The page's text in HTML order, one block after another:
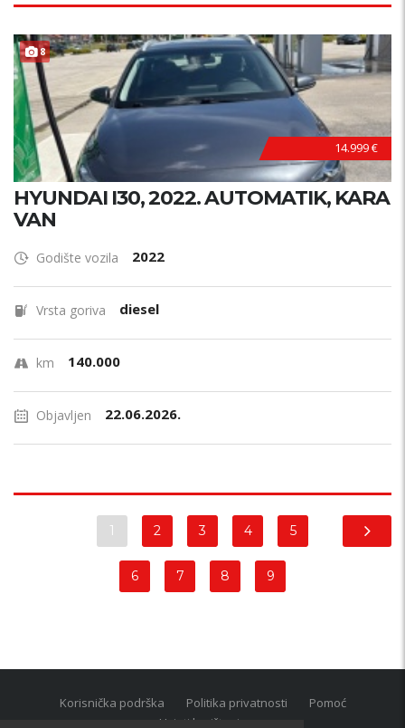
8
14.999 €
HYUNDAI I30, 2022. AUTOMATIK, KARA
VAN
Godište vozila 2022
Vrsta goriva diesel
km 140.000
Objavljen 22.06.2026.
1 2 3 4 5
6 7 8 9
Korisnička podrška Politika privatnosti
Pomoć
Uvjeti korištenja